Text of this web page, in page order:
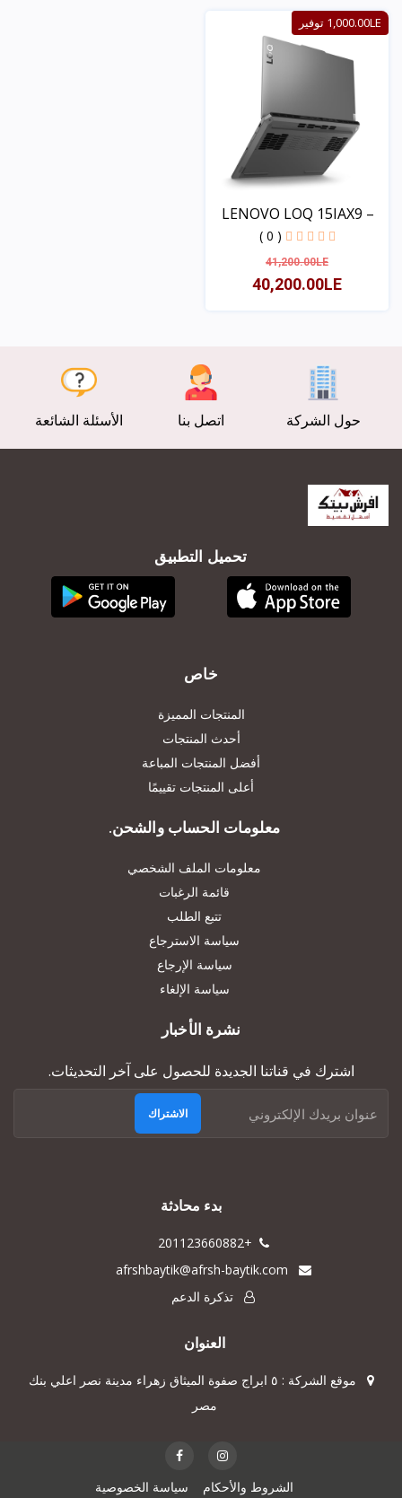
عرض
1,000.00LE توفير
LENOVO LOQ 15IAX9 –
( 0 )
41,200.00LE
40,200.00LE
حول الشركة اتصل بنا الأسئلة الشائعة
تحميل التطبيق
خاص
المنتجات المميزة
أحدث المنتجات
أفضل المنتجات المباعة
أعلى المنتجات تقييمًا
معلومات الحساب والشحن.
معلومات الملف الشخصي
قائمة الرغبات
تتبع الطلب
سياسة الاسترجاع
سياسة الإرجاع
سياسة الإلغاء
نشرة الأخبار
اشترك في قناتنا الجديدة للحصول على آخر التحديثات.
الاشتراك
بدء محادثة
+201123660882
afrshbaytik@afrsh-baytik.com
تذكرة الدعم
العنوان
موقع الشركة : ٥ ابراج صفوة الميثاق زهراء مدينة نصر اعلي بنك
مصر
الشروط والأحكام سياسة الخصوصية